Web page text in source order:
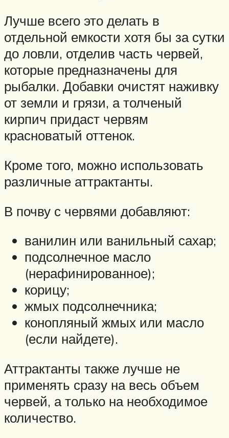
Лучше всего это делать в
отдельной емкости хотя бы за сутки
до ловли, отделив часть червей,
которые предназначены для
рыбалки. Добавки очистят наживку
от земли и грязи, а толченый
кирпич придаст червям
красноватый оттенок.
Кроме того, можно использовать
различные аттрактанты.
В почву с червями добавляют:
ванилин или ванильный сахар;
подсолнечное масло
(нерафинированное);
корицу;
жмых подсолнечника;
конопляный жмых или масло
(если найдете).
Аттрактанты также лучше не
применять сразу на весь объем
червей, а только на необходимое
количество.